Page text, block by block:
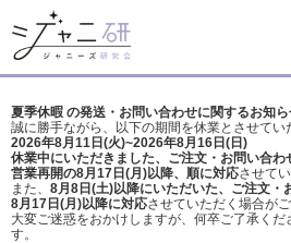
夏季休暇 の発送・お問い合わせに関するお知
誠に勝手ながら、以下の期間を休業とさせてい
2026年8月11日(火)~2026年8月16日(日)
休業中にいただきました、ご注文・お問い合わ
営業再開の8月17日(月)以降、順に対応させて
また、 8月8日(土)以降にいただいた、ご注文・
8月17日(月)以降に対応させていただく場合がご
大変ご迷惑をおかけしますが、 何卒ご了承くだ
す。